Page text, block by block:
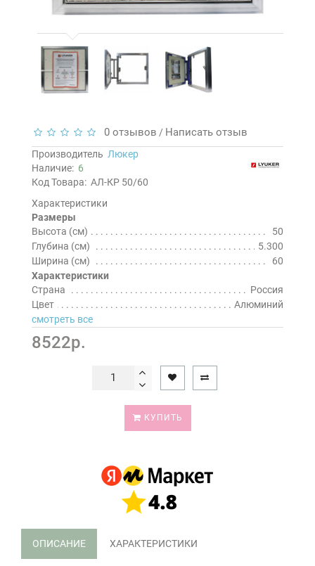
0 отзывов / Написать отзыв
Производитель Люкер
Наличие: 6
Код Товара: АЛ-КР 50/60
Характеристики
Размеры
Высота (см)
50
Глубина (см)
5.300
Ширина (см)
60
Характеристики
Страна
Россия
Цвет
Алюминий
смотреть все
8522р.
КУПИТЬ
ОПИСАНИЕ ХАРАКТЕРИСТИКИ